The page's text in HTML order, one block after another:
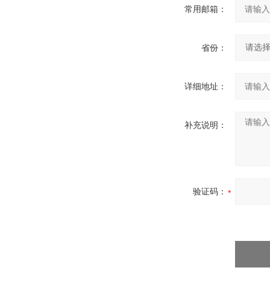
常用邮箱：
省份：
详细地址：
补充说明：
验证码：